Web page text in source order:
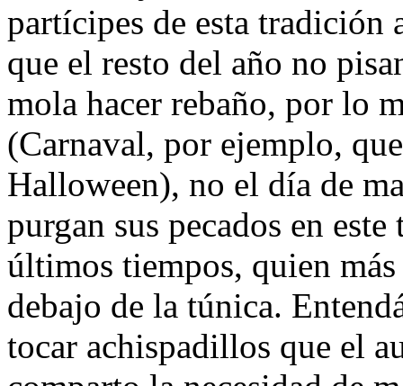
partícipes de esta tradición
que el resto del año no
mola hacer rebaño, por lo
(Carnaval, por ejemplo,
Halloween), no el día de
purgan sus pecados en
últimos tiempos, quien
debajo de la túnica.
tocar achispadillos que el